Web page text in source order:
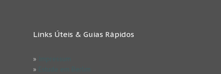
Links Úteis & Guias Rápidos
»
»